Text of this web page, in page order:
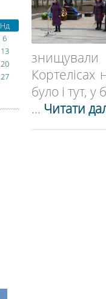
знищували
Кортелісах
було і тут,
... Читати
Нд
6
13
20
27